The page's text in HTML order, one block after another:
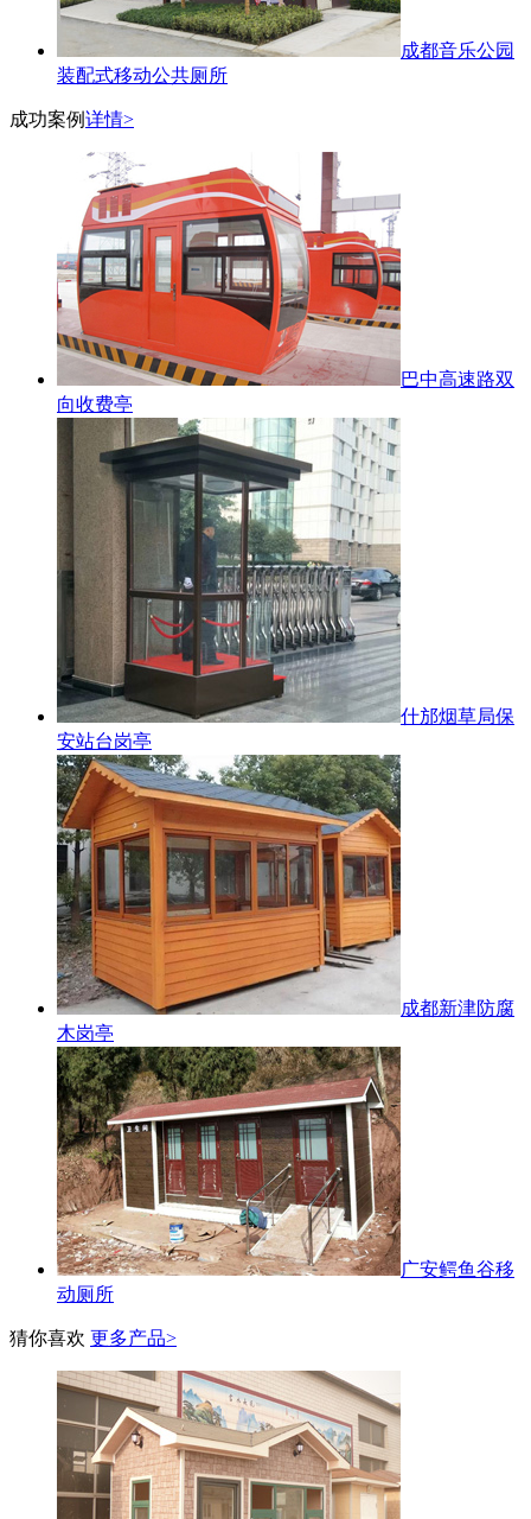
成都音乐公园
装配式移动公共厕所
成功案例详情>
巴中高速路双
向收费亭
什邡烟草局保
安站台岗亭
成都新津防腐
木岗亭
广安鳄鱼谷移
动厕所
猜你喜欢 更多产品>